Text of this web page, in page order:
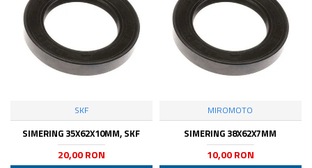
SKF
SIMERING 35X62X10MM, SKF
20,00 RON
MIROMOTO
SIMERING 38X62X7MM
10,00 RON